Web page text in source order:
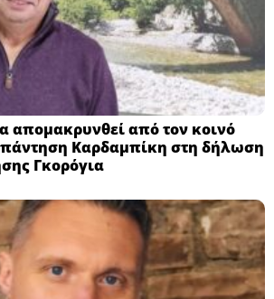
απομακρυνθεί από τον κοινό
Καρδαμπίκη στη δήλωση
Γκορόγια